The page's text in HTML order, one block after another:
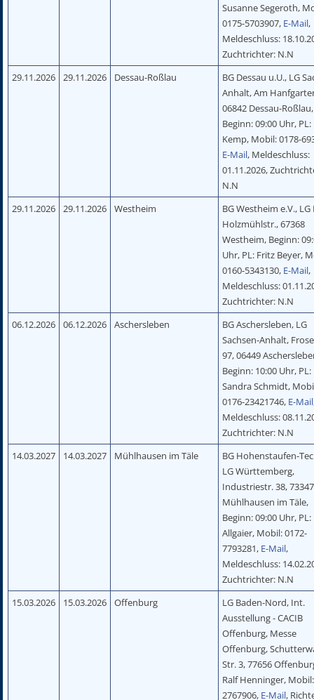
Susanne Segeroth,
0175-5703907, E-Mail,
Meldeschluss:
Zuchtrichter: N.N
29.11.2026
29.11.2026 Dessau-Roßlau
BG Dessau u.U., LG
Anhalt, Am
06842 Dessau-Roßlau,
Beginn: 09:00 Uhr,
Kemp, Mobil: 0178-
E-Mail, Meldeschluss:
01.11.2026,
N.N
29.11.2026
29.11.2026 Westheim
BG Westheim e.V., LG
Holzmühlstr., 67368
Westheim, Beginn:
Uhr, PL: Fritz Beyer,
0160-5343130, E-Mail,
Meldeschluss:
Zuchtrichter: N.N
06.12.2026
06.12.2026 Aschersleben
BG Aschersleben, LG
Sachsen-Anhalt,
97, 06449
Beginn: 10:00 Uhr, PL:
Sandra Schmidt,
0176-23421746, E-Mail
Meldeschluss:
Zuchtrichter: N.N
14.03.2027
14.03.2027 Mühlhausen im Täle
BG Hohenstaufen-
LG Württemberg,
Industriestr. 38, 73347
Mühlhausen im Täle,
Beginn: 09:00 Uhr,
Allgaier, Mobil: 0172-
7793281, E-Mail,
Meldeschluss:
Zuchtrichter: N.N
15.03.2026
15.03.2026 Offenburg
LG Baden-Nord, Int.
Ausstellung - CACIB
Offenburg, Messe
Offenburg,
Str. 3, 77656
Ralf Henninger,
2767906, E-Mail,